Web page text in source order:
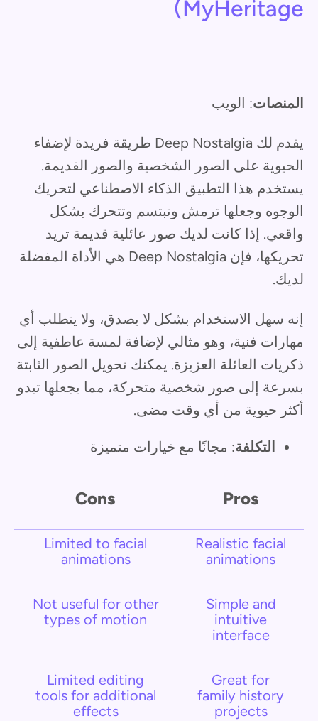
MyHeritage)
المنصات: الويب
يقدم لك Deep Nostalgia طريقة فريدة لإضفاء
الحيوية على الصور الشخصية والصور القديمة.
يستخدم هذا التطبيق الذكاء الاصطناعي لتحريك
الوجوه وجعلها ترمش وتبتسم وتتحرك بشكل
واقعي. إذا كانت لديك صور عائلية قديمة تريد
تحريكها، فإن Deep Nostalgia هي الأداة المفضلة
لديك.
إنه سهل الاستخدام بشكل لا يصدق، ولا يتطلب أي
مهارات فنية، وهو مثالي لإضافة لمسة عاطفية إلى
ذكريات العائلة العزيزة. يمكنك تحويل الصور الثابتة
بسرعة إلى صور شخصية متحركة، مما يجعلها تبدو
أكثر حيوية من أي وقت مضى.
التكلفة: مجانًا مع خيارات متميزة
Pros
Cons
Realistic facial
animations
Limited to facial
animations
Simple and
intuitive
interface
Not useful for other
types of motion
Great for
family history
projects
Limited editing
tools for additional
effects